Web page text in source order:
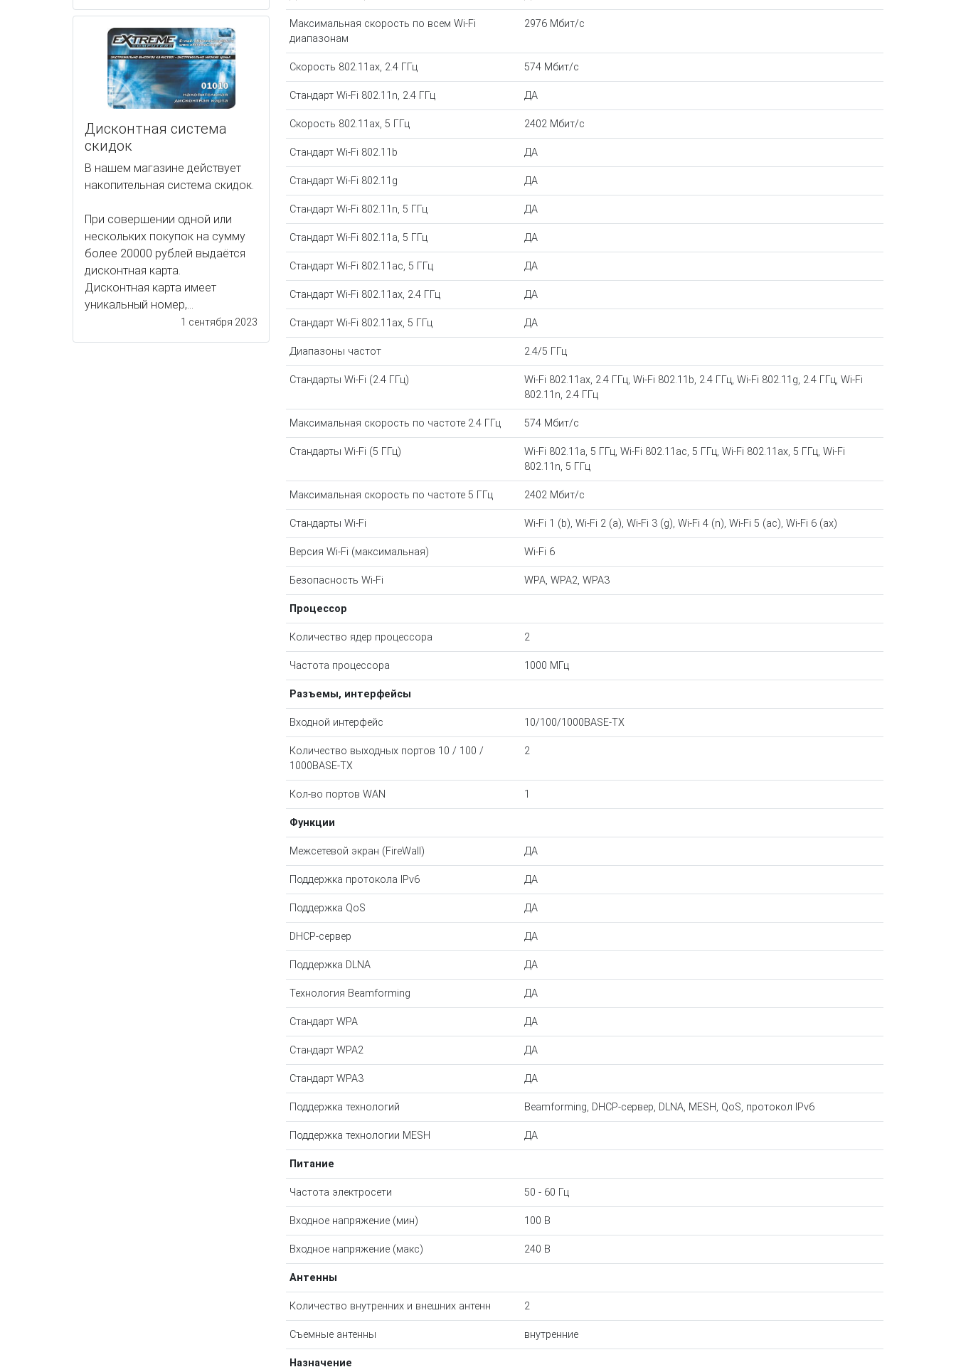
Дисконтная система
скидок
В нашем магазине действует
накопительная система скидок.
При совершении одной или
нескольких покупок на сумму
более 20000 рублей выдаётся
дисконтная карта.
Дисконтная карта имеет
уникальный номер,...
1 сентября 2023
Максимальная скорость по всем Wi-Fi
диапазонам
2976 Мбит/с
Скорость 802.11ax, 2.4 ГГц 574 Мбит/с
Стандарт Wi-Fi 802.11n, 2.4 ГГц ДА
Скорость 802.11ax, 5 ГГц 2402 Мбит/с
Стандарт Wi-Fi 802.11b ДА
Стандарт Wi-Fi 802.11g ДА
Стандарт Wi-Fi 802.11n, 5 ГГц ДА
Стандарт Wi-Fi 802.11a, 5 ГГц ДА
Стандарт Wi-Fi 802.11ac, 5 ГГц ДА
Стандарт Wi-Fi 802.11ax, 2.4 ГГц ДА
Стандарт Wi-Fi 802.11ax, 5 ГГц ДА
Диапазоны частот 2.4/5 ГГц
Стандарты Wi-Fi (2.4 ГГц)
Wi-Fi 802.11ax, 2.4 ГГц, Wi-Fi 802.11b, 2.4 ГГц, Wi-Fi 802.11g, 2.4 ГГц, Wi-Fi
802.11n, 2.4 ГГц
Максимальная скорость по частоте 2.4 ГГц 574 Мбит/с
Стандарты Wi-Fi (5 ГГц)
Wi-Fi 802.11a, 5 ГГц, Wi-Fi 802.11ac, 5 ГГц, Wi-Fi 802.11ax, 5 ГГц, Wi-Fi
802.11n, 5 ГГц
Максимальная скорость по частоте 5 ГГц 2402 Мбит/с
Стандарты Wi-Fi Wi-Fi 1 (b), Wi-Fi 2 (a), Wi-Fi 3 (g), Wi-Fi 4 (n), Wi-Fi 5 (ac), Wi-Fi 6 (ax)
Версия Wi-Fi (максимальная) Wi-Fi 6
Безопасность Wi-Fi WPA, WPA2, WPA3
Процессор
Количество ядер процессора 2
Частота процессора 1000 МГц
Разъемы, интерфейсы
Входной интерфейс 10/100/1000BASE-TX
Количество выходных портов 10 / 100 /
1000BASE-TX
2
Кол-во портов WAN 1
Функции
Межсетевой экран (FireWall) ДА
Поддержка протокола IPv6 ДА
Поддержка QoS ДА
DHCP-сервер ДА
Поддержка DLNA ДА
Технология Beamforming ДА
Стандарт WPA ДА
Стандарт WPA2 ДА
Стандарт WPA3 ДА
Поддержка технологий Beamforming, DHCP-сервер, DLNA, MESH, QoS, протокол IPv6
Поддержка технологии MESH ДА
Питание
Частота электросети 50 - 60 Гц
Входное напряжение (мин) 100 В
Входное напряжение (макс) 240 В
Антенны
Количество внутренних и внешних антенн 2
Съемные антенны внутренние
Назначение